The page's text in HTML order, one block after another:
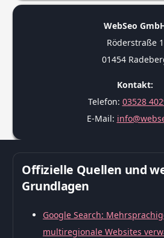
WebSeo
Röderstraße 1
01454
Kontakt:
Telefon: 03528
E-Mail:
Offizielle Quellen und
Grundlagen
Google Search:
multiregionale Websites